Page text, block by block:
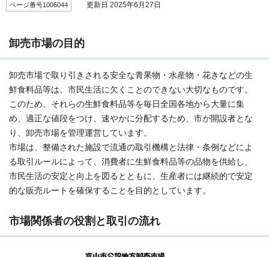
ページ番号1006044 更新日 2025年6月27日
卸売市場の目的
卸売市場で取り引きされる安全な青果物・水産物・花きなどの生
鮮食料品等は、市民生活に欠くことのできない大切なものです。
このため、それらの生鮮食料品等を毎日全国各地から大量に集
め、適正な値段をつけ、速やかに分配するため、市が開設者とな
り、卸売市場を管理運営しています。
市場は、整備された施設で流通の取引機構と法律・条例などによ
る取引ルールによって、消費者に生鮮食料品等の品物を供給し、
市民生活の安定と向上を図るとともに、生産者には継続的で安定
的な販売ルートを確保することを目的としています。
市場関係者の役割と取引の流れ